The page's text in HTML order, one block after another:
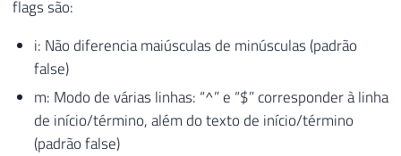
flags são:
i: Não diferencia maiúsculas de minúsculas (padrão
false)
m: Modo de várias linhas: “^” e “$” corresponder à linha
de início/término, além do texto de início/término
(padrão false)